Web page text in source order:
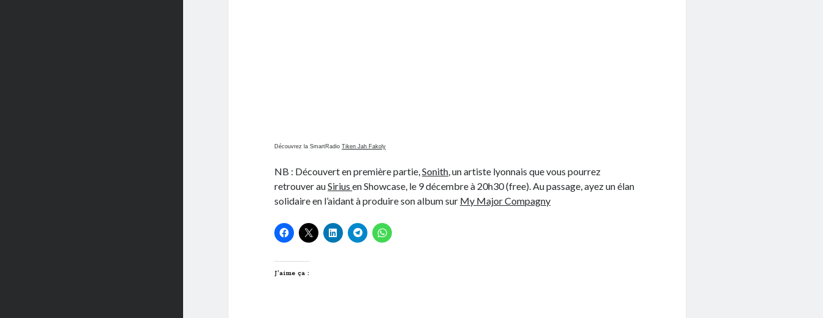
Découvrez la SmartRadioTiken Jah Fakoly
NB : Découvert en première partie,Sonith , un artiste lyonnais que vous pourrez
retrouver auSiriusen Showcase, le 9 décembre à 20h30 (free). Au passage, ayez un élan
solidaire en l’aidant à produire son album sur My Major Compagny
J’aime ça :